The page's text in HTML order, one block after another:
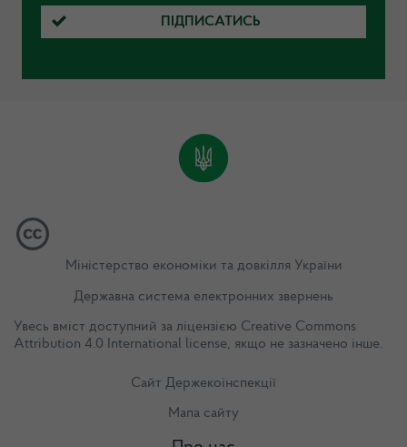
ПІДПИСАТИСЬ
Міністерство економіки та довкілля України
Державна система електронних звернень
Увесь вміст доступний за ліцензією Creative Commons
Attribution 4.0 International license, якщо не зазначено інше.
Сайт Держекоінспекції
Мапа сайту